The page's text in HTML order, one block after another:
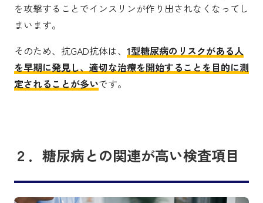
を攻撃することでインスリンが作り出されなくなってし
まいます。
そのため、抗GAD抗体は、 1型糖尿病のリスクがある人
を早期に発見し、適切な治療を開始することを目的に測
定されることが多いです。
２．糖尿病との関連が高い検査項目